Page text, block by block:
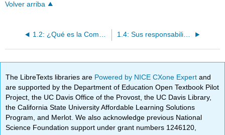
Volver arriba
1.2: ¿Qué es la Comunicación? 1.4: Sus responsabilidades como comunicador
The LibreTexts libraries are Powered by NICE CXone Expertand
are supported by the Department of Education Open Textbook Pilot
Project, the UC Davis Office of the Provost, the UC Davis Library,
the California State University Affordable Learning Solutions
Program, and Merlot. We also acknowledge previous National
Science Foundation support under grant numbers 1246120,